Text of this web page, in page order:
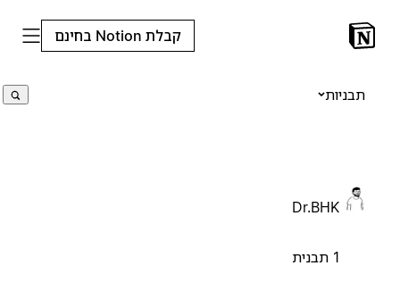
קבלת Notion בחינם
תבניות
Dr.BHK